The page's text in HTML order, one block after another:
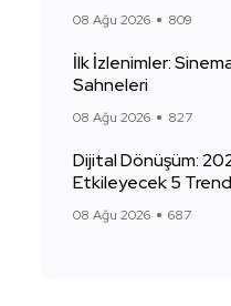
08 Ağu 2026 809
İlk İzlenimler:
Sahneleri
08 Ağu 2026 827
Dijital Dönüşüm:
Etkileyecek 5 Trend
08 Ağu 2026 687